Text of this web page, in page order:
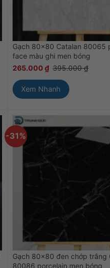
Gạch 80×80 Catalan 80065
face màu ghi men bóng
265.000₫ 395.000₫
Xem Nhanh
-31%
Gạch 80×80 đen chớp trắng
80086 porcelain men bóng